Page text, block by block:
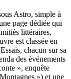
Astro, simple à
page dédiée qui
littéraires,
est classée en
chacun sur sa
des événements
», enquête
») et une